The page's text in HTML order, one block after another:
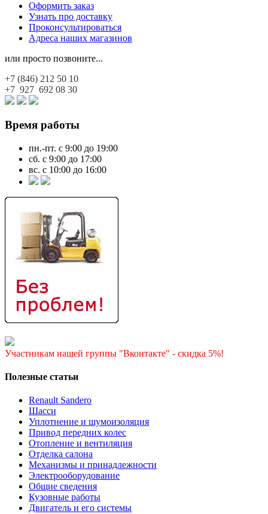
Оформить заказ
Узнать про доставку
Проконсультироваться
Адреса наших магазинов
или просто позвоните...
+7 (846) 212 50 10
+7 927 692 08 30
Время работы
пн.-пт. с 9:00 до 19:00
сб. с 9:00 до 17:00
вс. с 10:00 до 16:00
Участникам нашей группы "Вконтакте" - скидка 5%!
Полезные статьи
Renault Sandero
Шасси
Уплотнение и шумоизоляция
Привод передних колес
Отопление и вентиляция
Отделка салона
Механизмы и принадлежности
Электрооборудование
Общие сведения
Кузовные работы
Двигатель и его системы